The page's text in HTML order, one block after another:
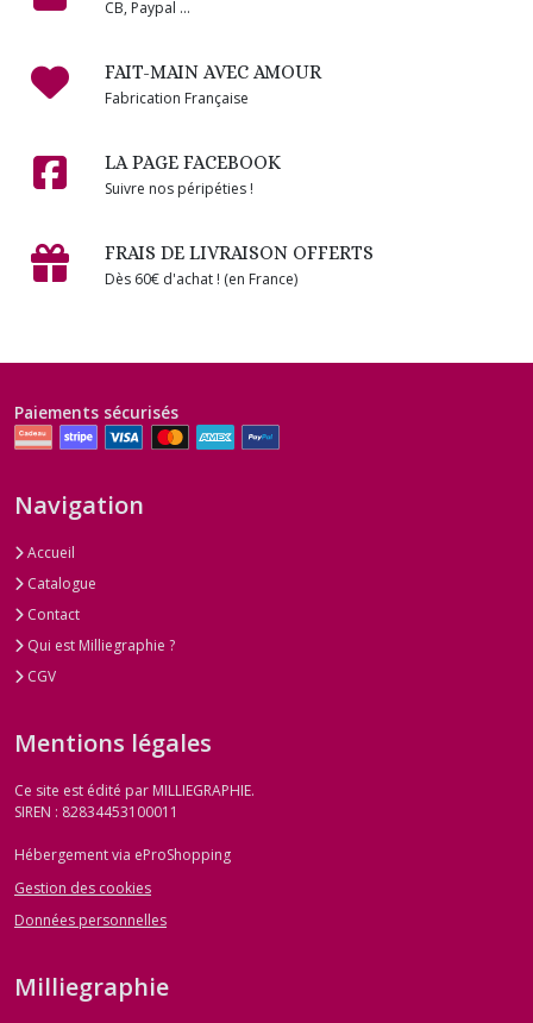
CB, Paypal ...
FAIT-MAIN AVEC AMOUR
Fabrication Française
LA PAGE FACEBOOK
Suivre nos péripéties !
FRAIS DE LIVRAISON OFFERTS
Dès 60€ d'achat ! (en France)
Paiements sécurisés
Navigation
Accueil
Catalogue
Contact
Qui est Milliegraphie ?
CGV
Mentions légales
Ce site est édité par MILLIEGRAPHIE.
SIREN : 82834453100011
Hébergement via eProShopping
Gestion des cookies
Données personnelles
Milliegraphie